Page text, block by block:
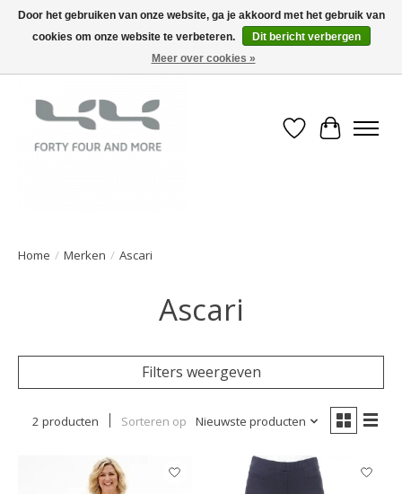
Verlanglijst
Home / Merken / Ascari
Ascari
Filters weergeven
2 producten Sorteren op Nieuwste producten
Door het gebruiken van onze website, ga je akkoord met het gebruik van
cookies om onze website te verbeteren.
Dit bericht verbergen
Meer over cookies »